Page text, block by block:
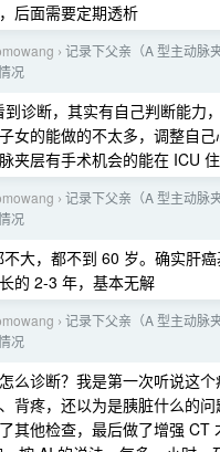
后面需要定期透析
› 记录下父亲（A 型主动脉
况
诊断，其实有自己判断能力
女的能做的不太多，调整自
夹层有手术机会的能在 ICU
› 记录下父亲（A 型主动脉
况
不大，都不到 60 岁。确实肝
的 2-3 年，基本无解
› 记录下父亲（A 型主动脉
况
么诊断？我是第一次听说这
背疼，还以为是胰脏什么的
其他检查，最后做了增强 CT